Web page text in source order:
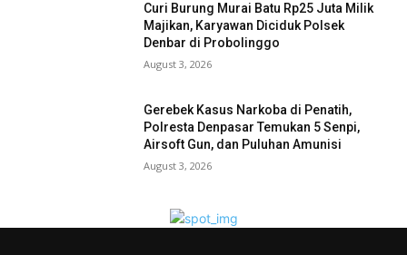
Curi Burung Murai Batu Rp25 Juta Milik
Majikan, Karyawan Diciduk Polsek
Denbar di Probolinggo
August 3, 2026
Gerebek Kasus Narkoba di Penatih,
Polresta Denpasar Temukan 5 Senpi,
Airsoft Gun, dan Puluhan Amunisi
August 3, 2026